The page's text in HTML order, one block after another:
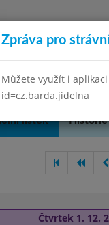
škola
lístek Historie
Čtvrtek 1. 12.
Zpráva pro
Můžete využít i
id=cz.barda.jidelna